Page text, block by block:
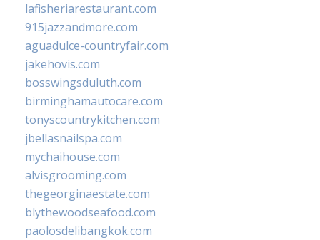
lafisheriarestaurant.com
915jazzandmore.com
aguadulce-countryfair.com
jakehovis.com
bosswingsduluth.com
birminghamautocare.com
tonyscountrykitchen.com
jbellasnailspa.com
mychaihouse.com
alvisgrooming.com
thegeorginaestate.com
blythewoodseafood.com
paolosdelibangkok.com